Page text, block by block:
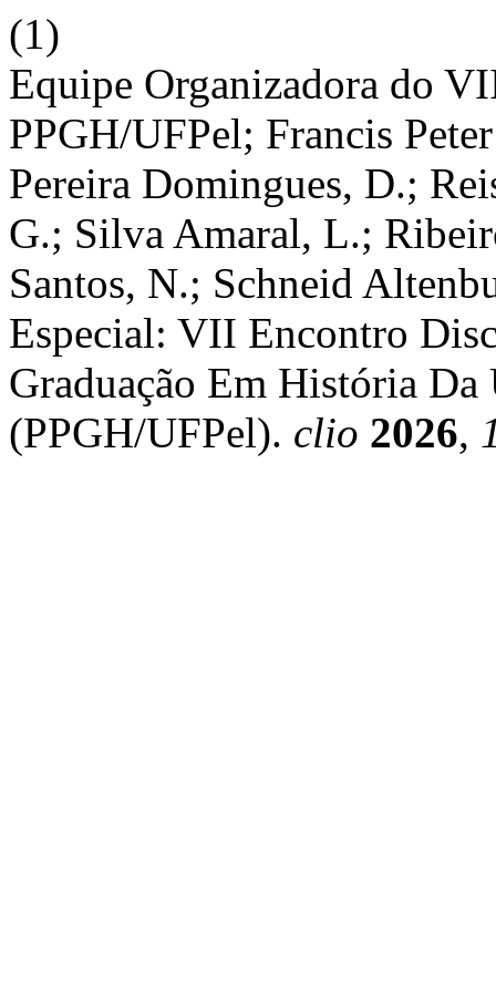
(1)
Equipe Organizadora do
PPGH/UFPel; Francis
Pereira Domingues, D.;
G.; Silva Amaral, L.;
Santos, N.; Schneid
Especial: VII Encontro
Graduação Em História Da
(PPGH/UFPel). clio 2026,